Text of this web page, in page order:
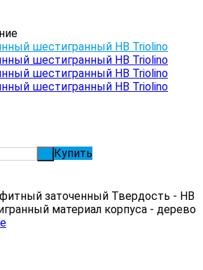
Купить
заточенный Твердость - НВ
материал корпуса - дерево